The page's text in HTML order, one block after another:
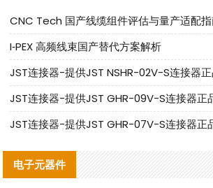
CNC Tech 国产线缆组件评估与量产适配
I‑PEX 高频线束国产替代方案解析
JST连接器-提供JST NSHR-02V-S连接器
JST连接器-提供JST GHR-09V-S连接器正
JST连接器-提供JST GHR-07V-S连接器正
电子元器件